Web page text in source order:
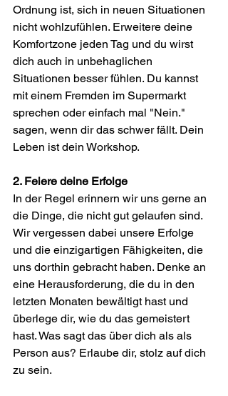
Ordnung ist, sich in neuen Situationen
nicht wohlzufühlen. Erweitere deine
Komfortzone jeden Tag und du wirst
dich auch in unbehaglichen
Situationen besser fühlen. Du kannst
mit einem Fremden im Supermarkt
sprechen oder einfach mal "Nein."
sagen, wenn dir das schwer fällt. Dein
Leben ist dein Workshop.
2. Feiere deine Erfolge
In der Regel erinnern wir uns gerne an
die Dinge, die nicht gut gelaufen sind.
Wir vergessen dabei unsere Erfolge
und die einzigartigen Fähigkeiten, die
uns dorthin gebracht haben. Denke an
eine Herausforderung, die du in den
letzten Monaten bewältigt hast und
überlege dir, wie du das gemeistert
hast. Was sagt das über dich als als
Person aus? Erlaube dir, stolz auf dich
zu sein.